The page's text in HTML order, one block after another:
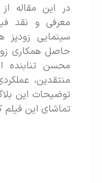
در این مقاله از
معرفی و نقد فیلم
سینمایی زودپز
حاصل همکاری زوج
محسن تنابنده
منتقدین، عملکردی
توضیحات این بلاگ
تماشای این فیلم کمک